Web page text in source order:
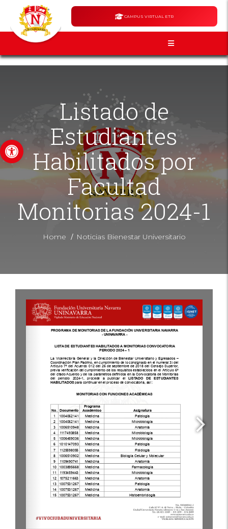
Abrir barra de herramientas
CAMPUS VIRTUAL ETR
Listado de
Estudiantes
Habilitados por
Facultad
Monitorias 2024-1
Home / Noticias Bienestar Universitario